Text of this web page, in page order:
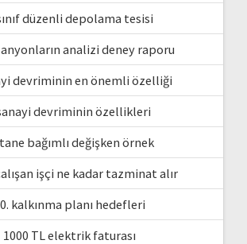
düzenli depolama tesisi
analizi deney raporu
devriminin en önemli özelliği
devriminin özellikleri
bağımlı değişken örnek
işçi ne kadar tazminat alır
kalkınma planı hedefleri
1000 TL elektrik faturası